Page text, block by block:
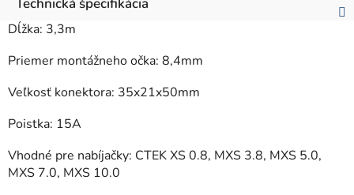
Technická špecifikácia
Dĺžka: 3,3m
Priemer montážneho očka: 8,4mm
Veľkosť konektora: 35x21x50mm
Poistka: 15A
Vhodné pre nabíjačky: CTEK XS 0.8, MXS 3.8, MXS 5.0,
MXS 7.0, MXS 10.0